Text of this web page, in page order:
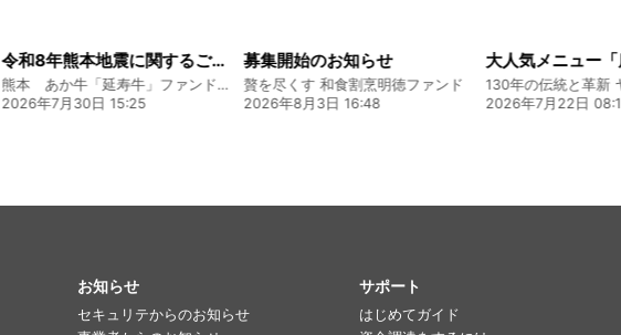
募集開始のお知らせ
贅を尽くす 和食割烹明徳ファンド
2026年8月3日 16:48
130年の伝統と革新 ヤマタカ醤油ファンド
2026年7月22日 08:10
2026年8月5日 17:24
お知らせ
セキュリテからのお知らせ
サポート
はじめてガイド